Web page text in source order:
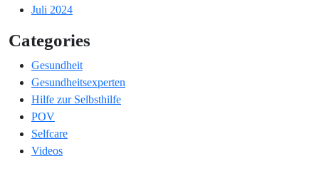
Juli 2024
Categories
Gesundheit
Gesundheitsexperten
Hilfe zur Selbsthilfe
POV
Selfcare
Videos